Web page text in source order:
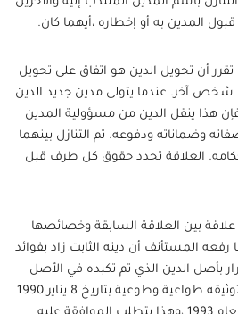
قبول المدين به أو إخطاره ،أيهما كان.
أن تحويل الدين هو اتفاق على تحويل
شخص آخر. عندما يتولى مدين جديد الدين
هذا ينقل الدين من مسؤولية المدين
وضماناته ودفوعه. تم التنازل بينهما
العلاقة تحدد حقوق كل طرف قبل
بين العلاقة السابقة وخصائصها
رفعه المستأنف أن دينه الثابت زاد بفوائد
بأصل الدين الذي تم تكبده في الأصل
قبل هذا الإقرار ،والذي قام بتوثيقه طواعية وطوعية بتاريخ 8 يناير 1990